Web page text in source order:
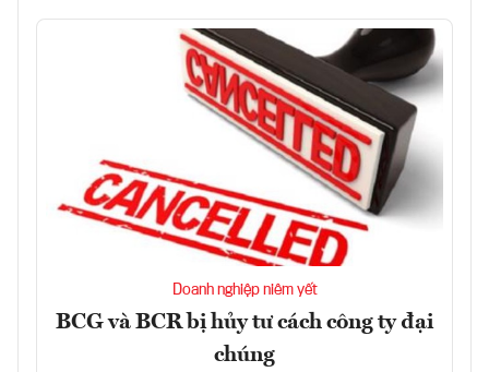
Doanh nghiệp niêm yết
BCG và BCR bị hủy tư cách công ty đại
chúng